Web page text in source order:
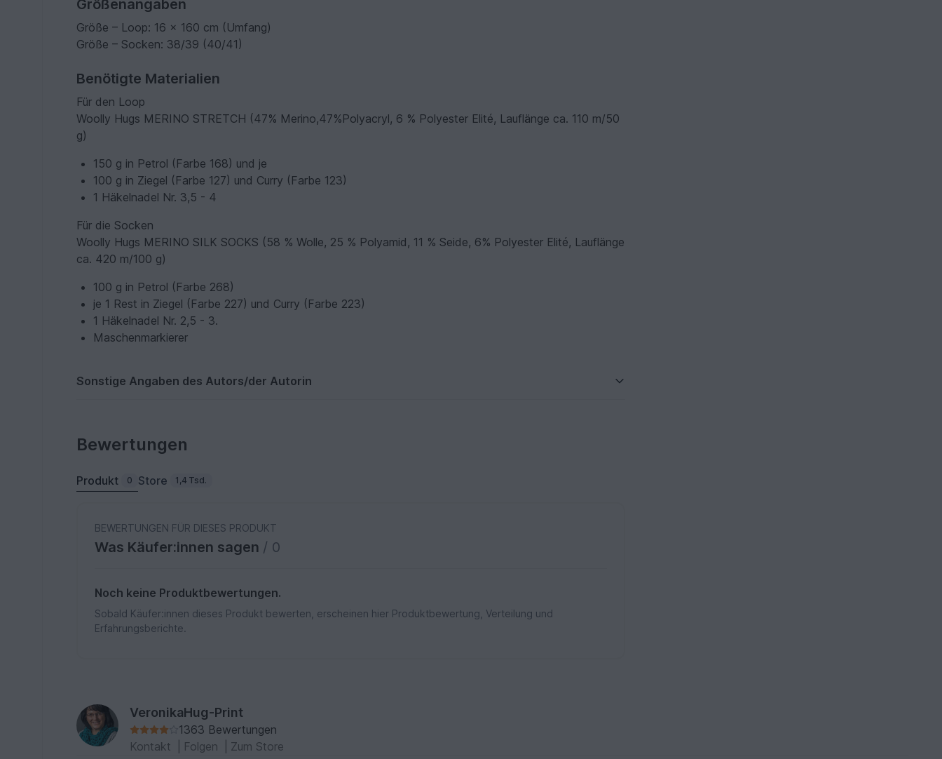
Größenangaben
Größe – Loop: 16 x 160 cm (Umfang)
Größe – Socken: 38/39 (40/41)
Benötigte Materialien
Für den Loop
Woolly Hugs MERINO STRETCH (47% Merino,47%Polyacryl, 6 % Polyester Elité, Lauflänge ca. 110 m/50
g)
150 g in Petrol (Farbe 168) und je
100 g in Ziegel (Farbe 127) und Curry (Farbe 123)
1 Häkelnadel Nr. 3,5 - 4
Für die Socken
Woolly Hugs MERINO SILK SOCKS (58 % Wolle, 25 % Polyamid, 11 % Seide, 6% Polyester Elité, Lauflänge
ca. 420 m/100 g)
100 g in Petrol (Farbe 268)
je 1 Rest in Ziegel (Farbe 227) und Curry (Farbe 223)
1 Häkelnadel Nr. 2,5 - 3.
Maschenmarkierer
Sonstige Angaben des Autors/der Autorin
Bewertungen
Produkt 0 Store 1,4 Tsd.
BEWERTUNGEN FÜR DIESES PRODUKT
Was Käufer:innen sagen / 0
Noch keine Produktbewertungen.
Sobald Käufer:innen dieses Produkt bewerten, erscheinen hier Produktbewertung, Verteilung und
Erfahrungsberichte.
VeronikaHug-Print
1363 Bewertungen
Kontakt
Folgen Zum Store